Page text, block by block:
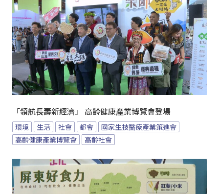
「領航長壽新經濟」 高齡健康產業博覽會登場
環境 生活 社會 都會
國家生技醫療產業策進會
高齡健康產業博覽會
高齡社會